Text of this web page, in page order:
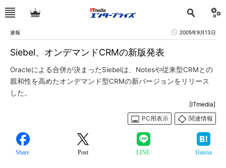
速報 2005年9月13日
Siebel、オンデマンドCRMの新版発表
Oracleによる合併が決まったSiebelは、Notesや従来型CRMとの
親和性を高めたオンデマンド型CRMの新バージョンをリリース
した。
[ITmedia]
PC用表示
関連情報
Share Post LINE Hatena